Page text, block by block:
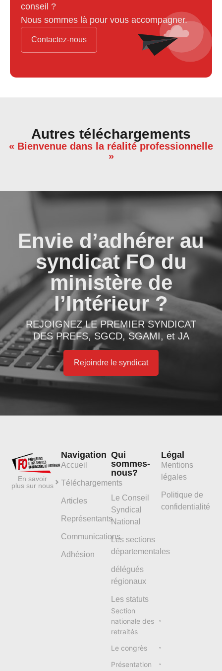
conseil ?
Nous sommes là pour vous accompagner.
Contactez-nous
Autres téléchargements
« Bienvenue dans la réalité professionnelle
»
Envie d’adhérer au
syndicat FO du
ministère de
l’Intérieur ?
REJOIGNEZ LE PREMIER SYNDICAT
DES PREFS, SGCD, SGAMI, et JA
Rejoindre le syndicat
En savoir
plus sur nous
Navigation
Accueil
Téléchargements
Articles
Représentants
Communications
Adhésion
Qui
sommes-
nous?
Le Conseil
Syndical
National
Les sections
départementales
délégués
régionaux
Les statuts
Section
nationale des
retraités
Le congrès
Présentation
Légal
Mentions
légales
Politique de
confidentialité